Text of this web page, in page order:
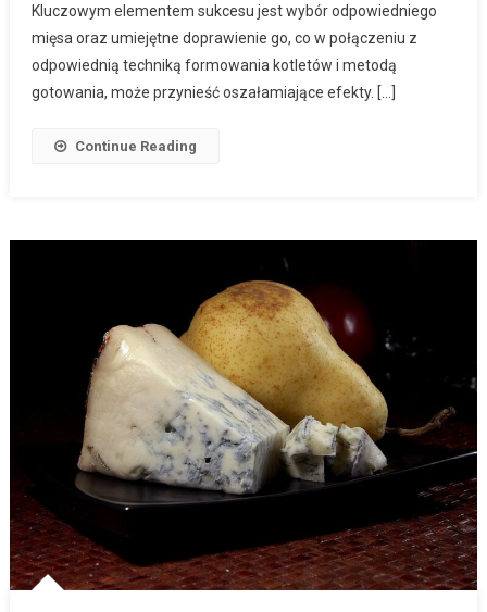
Kluczowym elementem sukcesu jest wybór odpowiedniego
mięsa oraz umiejętne doprawienie go, co w połączeniu z
odpowiednią techniką formowania kotletów i metodą
gotowania, może przynieść oszałamiające efekty. […]
Continue Reading